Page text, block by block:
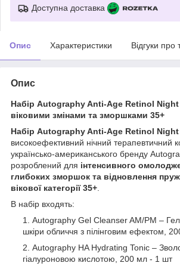
Доступна доставка
Опис Характеристики Відгуки про
Опис
Набір Autography Anti-Age Retinol Night
віковими змінами та зморшками 35+
Набір Autography Anti-Age Retinol Night
високоефективний нічний терапевтичний
українсько-американського бренду
розроблений для інтенсивного
глибоких зморшок та відновлення
вікової категорії 35+
В набір входять:
Autography Gel Cleanser AM/PM –
шкіри обличчя з пілінговим ефектом,
Autography HA Hydrating Tonic –
гіалуроновою кислотою, 200 мл - 1 шт